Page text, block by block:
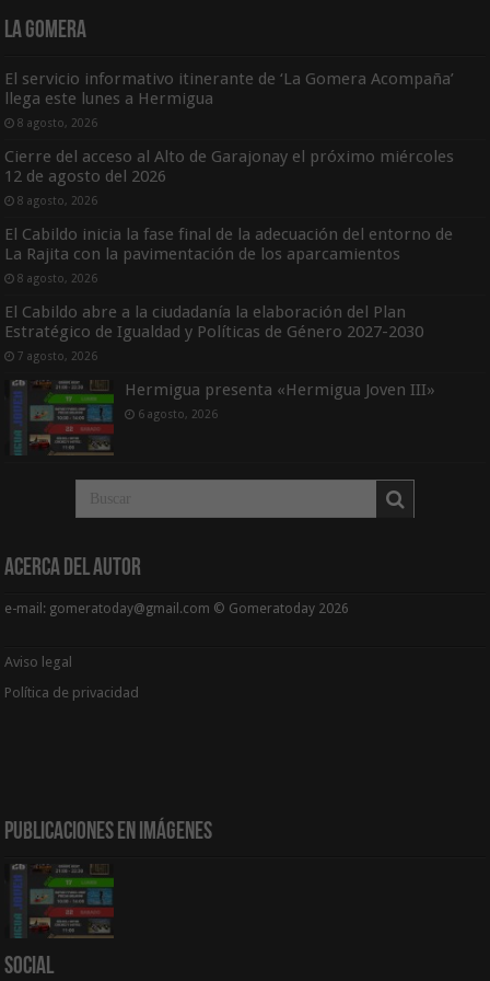
La Gomera
El servicio informativo itinerante de ‘La Gomera Acompaña’
llega este lunes a Hermigua
8 agosto, 2026
Cierre del acceso al Alto de Garajonay el próximo miércoles
12 de agosto del 2026
8 agosto, 2026
El Cabildo inicia la fase final de la adecuación del entorno de
La Rajita con la pavimentación de los aparcamientos
8 agosto, 2026
El Cabildo abre a la ciudadanía la elaboración del Plan
Estratégico de Igualdad y Políticas de Género 2027-2030
7 agosto, 2026
Hermigua presenta «Hermigua Joven III»
6 agosto, 2026
Acerca del Autor
e-mail: gomeratoday@gmail.com © Gomeratoday 2026
Aviso legal
Política de privacidad
Publicaciones en Imágenes
Social